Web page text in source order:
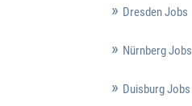
Dresden Jobs
Nürnberg Jobs
Duisburg Jobs